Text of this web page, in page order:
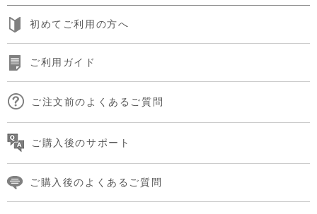
初めてご利用の方へ
ご利用ガイド
ご注文前のよくあるご質問
ご購入後のサポート
ご購入後のよくあるご質問